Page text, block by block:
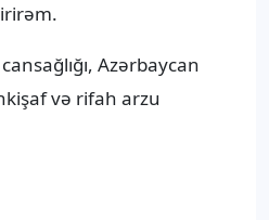
Azərbaycan
və rifah arzu